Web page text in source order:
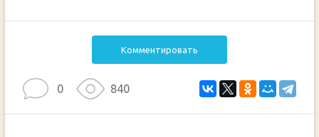
Комментировать
0 840